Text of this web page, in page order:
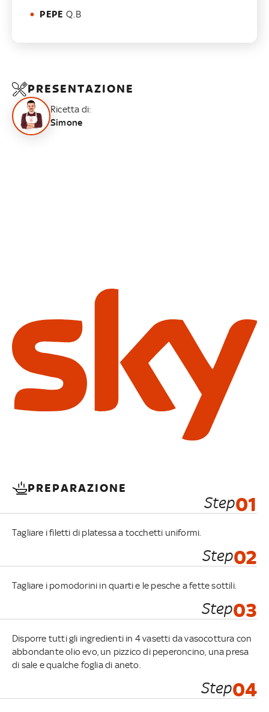
PEPE Q.B
PRESENTAZIONE
Ricetta di:
Simone
PREPARAZIONE
Step01
Tagliare i filetti di platessa a tocchetti uniformi.
Step02
Tagliare i pomodorini in quarti e le pesche a fette sottili.
Step03
Disporre tutti gli ingredienti in 4 vasetti da vasocottura con
abbondante olio evo, un pizzico di peperoncino, una presa
di sale e qualche foglia di aneto.
Step04